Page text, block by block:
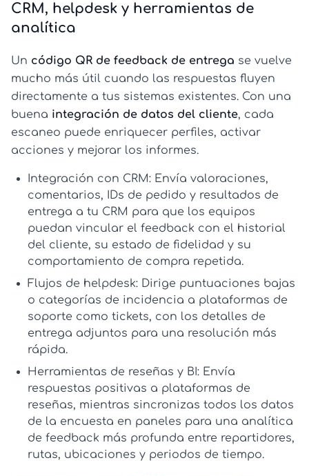
CRM, helpdesk y herramientas de
analítica
Un código QR de feedback de entrega se vuelve
mucho más útil cuando las respuestas fluyen
directamente a tus sistemas existentes. Con una
buena integración de datos del cliente, cada
escaneo puede enriquecer perfiles, activar
acciones y mejorar los informes.
Integración con CRM: Envía valoraciones,
comentarios, IDs de pedido y resultados de
entrega a tu CRM para que los equipos
puedan vincular el feedback con el historial
del cliente, su estado de fidelidad y su
comportamiento de compra repetida.
Flujos de helpdesk: Dirige puntuaciones bajas
o categorías de incidencia a plataformas de
soporte como tickets, con los detalles de
entrega adjuntos para una resolución más
rápida.
Herramientas de reseñas y BI: Envía
respuestas positivas a plataformas de
reseñas, mientras sincronizas todos los datos
de la encuesta en paneles para una analítica
de feedback más profunda entre repartidores,
rutas, ubicaciones y periodos de tiempo.